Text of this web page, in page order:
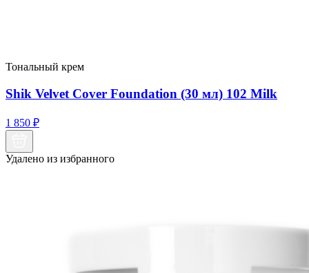
Тональный крем
Shik Velvet Cover Foundation (30 мл) 102 Milk
1 850 ₽
Удалено из избранного